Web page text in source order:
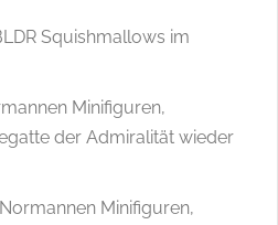
Squishmallows im
Minifiguren,
der Admiralität wieder
Minifiguren,